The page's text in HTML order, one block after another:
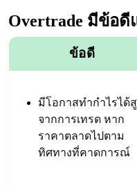
Overtrade มีข้อดี
ข้อดี
มีโอกาสทำกำไรได้
จากการเทรด หาก
ราคาตลาดไปตาม
ทิศทางที่คาดการณ์